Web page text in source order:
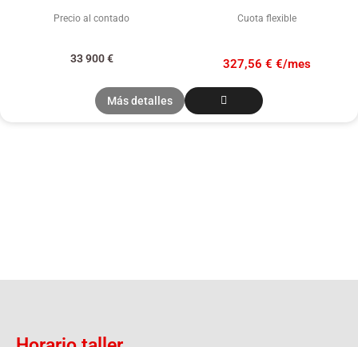
Precio al contado Cuota flexible
33 900€ 327,56 € €/mes
Más detalles